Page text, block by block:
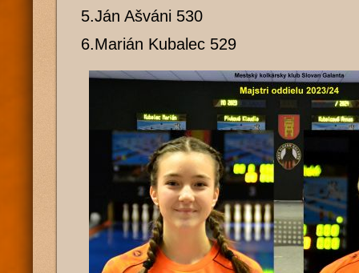
5.Ján Ašváni 530
6.Marián Kubalec 529